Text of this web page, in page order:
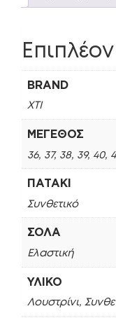
BRAND
XTI
ΜΈΓΕΘΟΣ
36, 37, 38, 39, 40,
ΠΑΤΆΚΙ
Συνθετικό
ΣΌΛΑ
Ελαστική
ΥΛΙΚΌ
Λουστρίνι,